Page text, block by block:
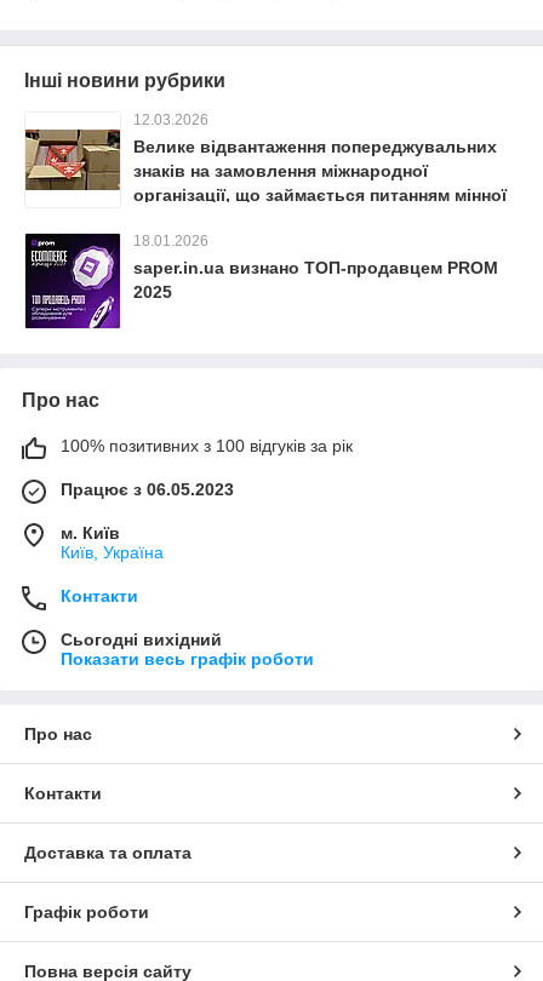
Інші новини рубрики
12.03.2026
Велике відвантаження попереджувальних
знаків на замовлення міжнародної
організації, що займається питанням мінної
18.01.2026
saper.in.ua визнано ТОП-продавцем PROM
2025
Про нас
100% позитивних з 100 відгуків за рік
Працює з 06.05.2023
м. Київ
Київ, Україна
Контакти
Сьогодні вихідний
Показати весь графік роботи
Про нас
Контакти
Доставка та оплата
Графік роботи
Повна версія сайту